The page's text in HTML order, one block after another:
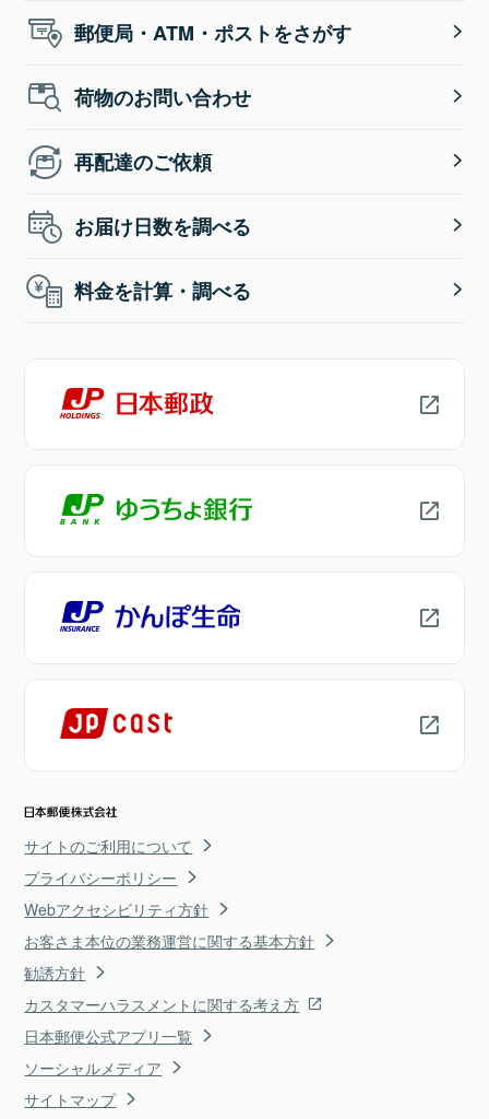
郵便局・ATM・ポストをさがす
荷物のお問い合わせ
再配達のご依頼
お届け日数を調べる
料金を計算・調べる
サイトのご利用について
プライバシーポリシー
Webアクセシビリティ方針
お客さま本位の業務運営に関する基本方針
勧誘方針
カスタマーハラスメントに関する考え方
日本郵便公式アプリ一覧
ソーシャルメディア
サイトマップ